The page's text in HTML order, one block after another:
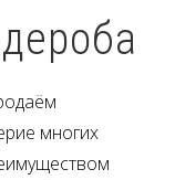
многих